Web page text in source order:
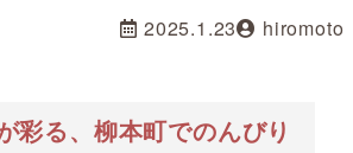
2025.1.23 hiromoto
彩る、柳本町でのんびり